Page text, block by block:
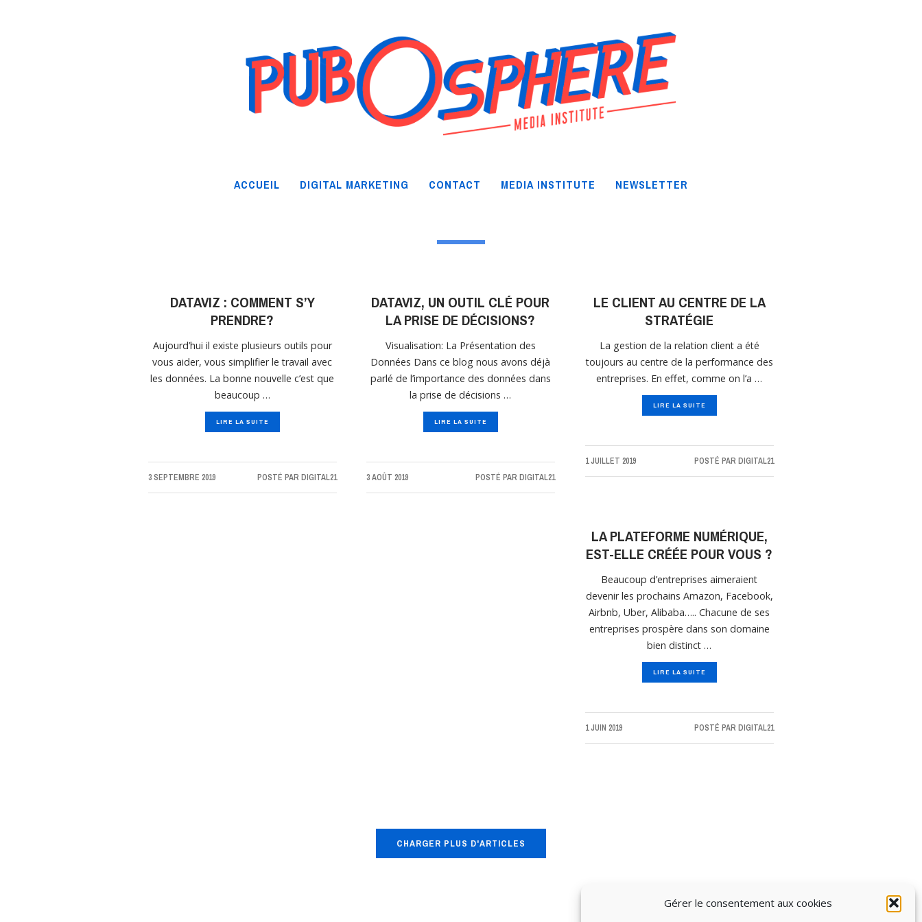
Gérer le consentement aux cookies
ACCUEIL DIGITAL MARKETING CONTACT MEDIA INSTITUTE NEWSLETTER
DATAVIZ : COMMENT S’Y
PRENDRE?
Aujourd’hui il existe plusieurs outils pour
vous aider, vous simplifier le travail avec
les données. La bonne nouvelle c’est que
beaucoup …
LIRE LA SUITE
3 SEPTEMBRE 2019 POSTÉ PAR DIGITAL21
DATAVIZ, UN OUTIL CLÉ POUR
LA PRISE DE DÉCISIONS?
Visualisation: La Présentation des
Données Dans ce blog nous avons déjà
parlé de l’importance des données dans
la prise de décisions …
LIRE LA SUITE
3 AOÛT 2019 POSTÉ PAR DIGITAL21
LE CLIENT AU CENTRE DE LA
STRATÉGIE
La gestion de la relation client a été
toujours au centre de la performance des
entreprises. En effet, comme on l’a …
LIRE LA SUITE
1 JUILLET 2019 POSTÉ PAR DIGITAL21
LA PLATEFORME NUMÉRIQUE,
EST-ELLE CRÉÉE POUR VOUS ?
Beaucoup d’entreprises aimeraient
devenir les prochains Amazon, Facebook,
Airbnb, Uber, Alibaba….. Chacune de ses
entreprises prospère dans son domaine
bien distinct …
LIRE LA SUITE
1 JUIN 2019 POSTÉ PAR DIGITAL21
CHARGER PLUS D'ARTICLES